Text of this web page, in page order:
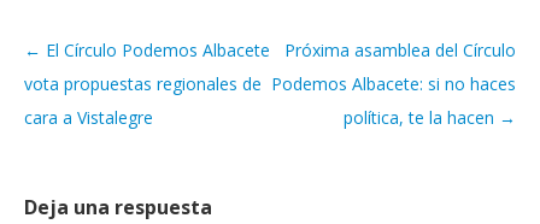
Navegación de artículos
← El Círculo Podemos Albacete
vota propuestas regionales de
cara a Vistalegre
Próxima asamblea del Círculo
Podemos Albacete: si no haces
política, te la hacen →
Deja una respuesta